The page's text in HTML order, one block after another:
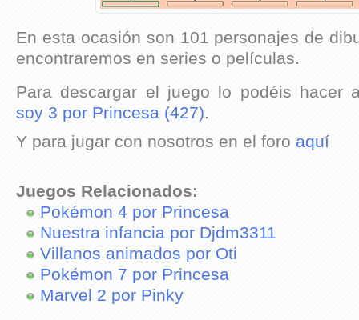
En esta ocasión son 101 personajes de
encontraremos en series o películas.
Para descargar el juego lo podéis hacer
soy 3 por Princesa (427).
Y para jugar con nosotros en el foro aquí
Juegos Relacionados:
Pokémon 4 por Princesa
Nuestra infancia por Djdm3311
Villanos animados por Oti
Pokémon 7 por Princesa
Marvel 2 por Pinky